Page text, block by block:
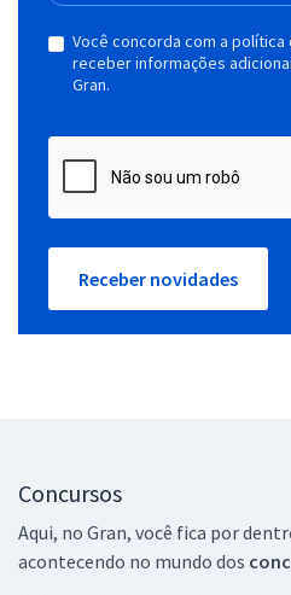
Você concorda com a
receber informações
Gran.
Receber novidades
Concursos
Aqui, no Gran, você fica por
acontecendo no mundo dos